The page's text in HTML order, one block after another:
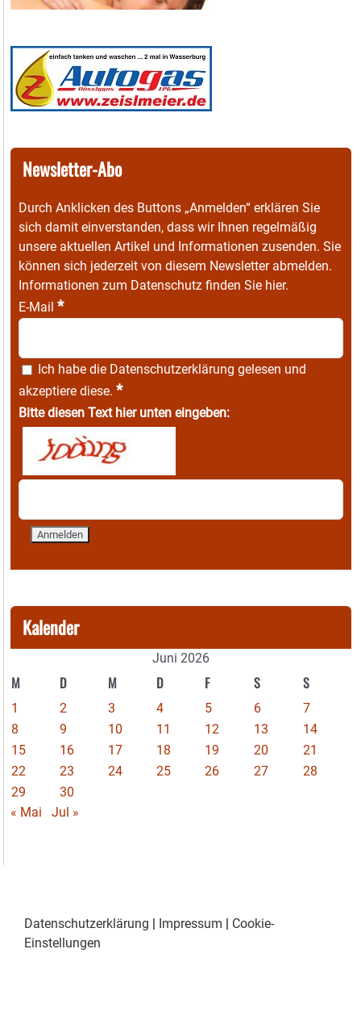
Newsletter-Abo
Durch Anklicken des Buttons „Anmelden“ erklären Sie
sich damit einverstanden, dass wir Ihnen regelmäßig
unsere aktuellen Artikel und Informationen zusenden. Sie
können sich jederzeit von diesem Newsletter abmelden.
Informationen zum Datenschutz finden Sie hier.
E-Mail *
Ich habe die Datenschutzerklärung gelesen und
akzeptiere diese. *
Bitte diesen Text hier unten eingeben:
Kalender
Juni 2026
M D M D F S S
1 2 3 4 5 6
7
8
9 10 11 12 13
14
15
16 17 18 19 20
21
22
23 24 25 26 27
28
29
30
« Mai
Jul »
Datenschutzerklärung | Impressum | Cookie-
Einstellungen